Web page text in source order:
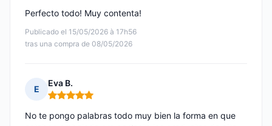
Publicado el 15/05/2026 à 17h56
tras una compra de 08/05/2026
Perfecto todo! Muy contenta!
E
Eva B.
Nota: 5 de 5
No te pongo palabras todo muy bien la forma en que